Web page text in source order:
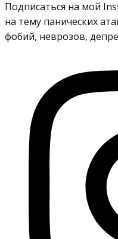
Подписаться на мой
на тему панических
фобий, неврозов,